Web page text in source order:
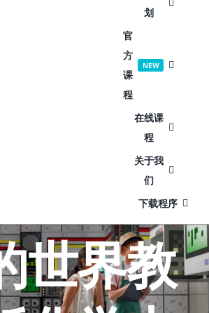
划
官
方
课
程
NEW
在线课
程
关于我
们
下载程序
世界教